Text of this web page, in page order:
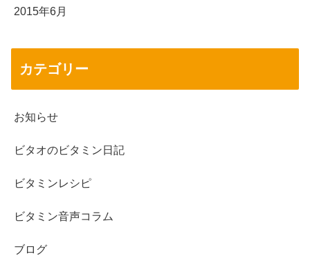
2015年6月
カテゴリー
お知らせ
ビタオのビタミン日記
ビタミンレシピ
ビタミン音声コラム
ブログ